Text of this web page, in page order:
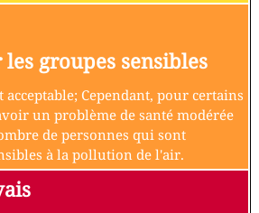
groupes sensibles
Cependant, pour certains
un problème de santé modérée
de personnes qui sont
à la pollution de l'air.